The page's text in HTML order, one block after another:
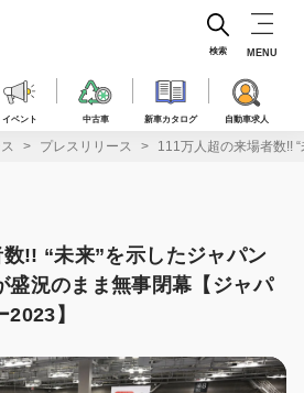
イベント 中古車 新車カタログ 自動車求人
検索 MENU
プレスリリース 111万人超の来場者数!!
!! “未来”を示したジャパン
盛況のまま無事閉幕【ジャパ
】